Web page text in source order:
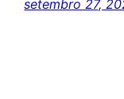
setembro 27,